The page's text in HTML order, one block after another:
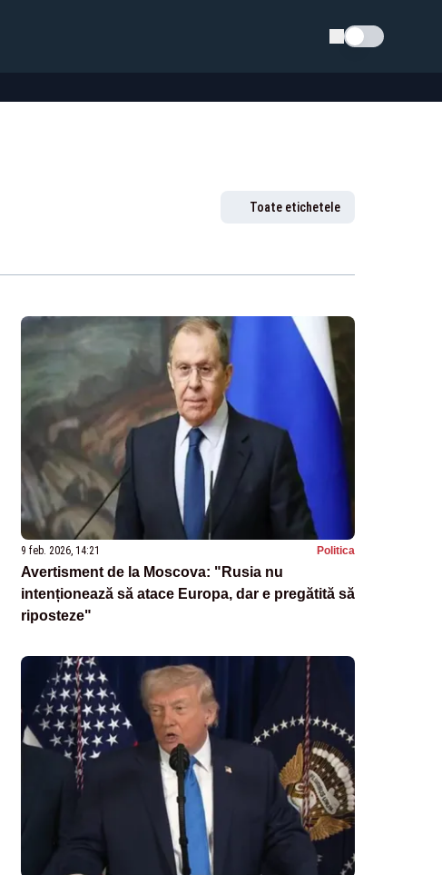
Schimba tema
Toate etichetele
9 feb. 2026, 14:21 Politica
Avertisment de la Moscova: "Rusia nu
intenționează să atace Europa, dar e pregătită să
riposteze"